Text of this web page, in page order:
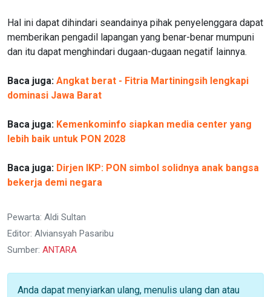
Hal ini dapat dihindari seandainya pihak penyelenggara dapat
memberikan pengadil lapangan yang benar-benar mumpuni
dan itu dapat menghindari dugaan-dugaan negatif lainnya.
Baca juga: Angkat berat - Fitria Martiningsih lengkapi
dominasi Jawa Barat
Baca juga: Kemenkominfo siapkan media center yang
lebih baik untuk PON 2028
Baca juga: Dirjen IKP: PON simbol solidnya anak bangsa
bekerja demi negara
Pewarta: Aldi Sultan
Editor: Alviansyah Pasaribu
Sumber: ANTARA
Anda dapat menyiarkan ulang, menulis ulang dan atau